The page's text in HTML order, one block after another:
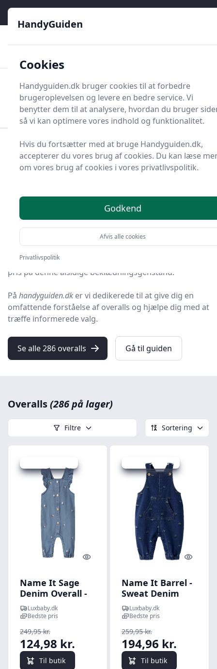
HandyGuiden
Søg nu
Søg nu
Forside Renovering og Byggeri
Værktøj
Diverse værktøj
Arbejdstøj og -sikkerhed Overalls
I en verden hvor praktisk beklædning og funktionel
mode går hånd i hånd, står overalls som et
Fra arbejdspladsen til fritidsaktiviteter sætter mange
pris på denne alsidige beklædningsgenstand.
På handyguiden.dk er vi dedikerede til at give dig en
omfattende forståelse af overalls og hjælpe dig med at
træffe informerede valg.
Se alle 286 overalls Gå til guiden
Overalls(286 på lager)
Filtre Sortering
Quick look
Name It Sage
Denim Overall -
Denim
Blue/Flower Emb
Luxbaby.dk
Bedste pris
249,95 kr.
124,98 kr.
Til butik
Udsalg - spar 25 %
Quick
Name It Barrel -
Sweat Denim
Overall - Dark
Blue Denim - 56
Luxbaby.dk
Bedste pris
259,95 kr.
194,96 kr.
Til butik
HandyGuiden
Cookies
Handyguiden.dk bruger cookies til at forbedre
brugeroplevelsen og levere en bedre service. Vi
benytter dem til at analysere, hvordan du bruger
så vi kan optimere vores indhold og funktionalitet.
Hvis du fortsætter med at bruge Handyguiden.dk,
accepterer du vores brug af cookies. Du kan læse
om vores brug af cookies i vores privatlivspolitik.
Godkend
Afvis alle cookies
Privatlivspolitik